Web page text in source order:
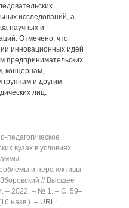
исследований, а
научных и
Отмечено, что
инновационных идей
предпринимательских
концернам,
и другим
лиц.
педагогическое
вузах в условиях
и перспективы
// Высшее
‒ 2022. ‒ № 1. ‒ C. 59‒
назв.). ‒ URL: